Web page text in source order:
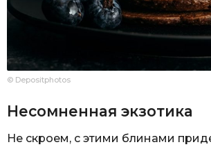
© Depositphotos
Несомненная экзотика
Не скроем, с этими блинами